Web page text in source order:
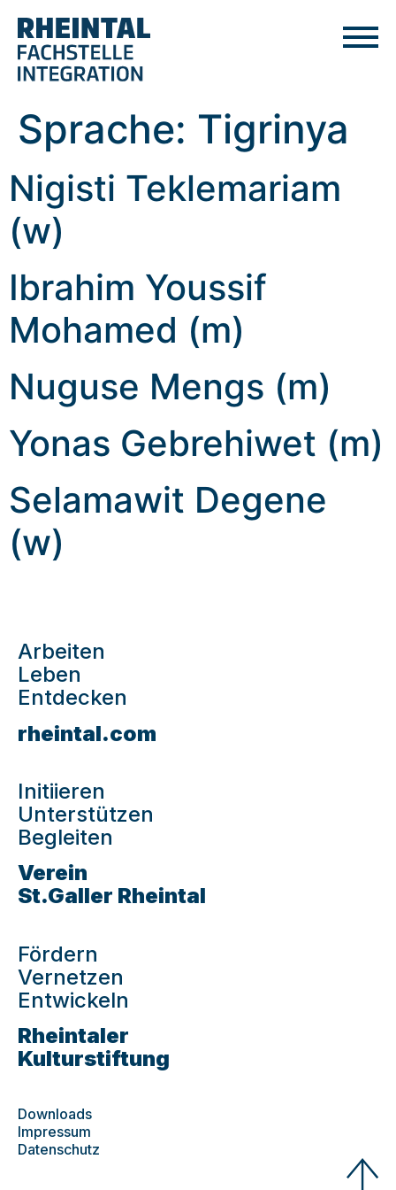
Sprache: Tigrinya
Nigisti Teklemariam
(w)
Ibrahim Youssif
Mohamed (m)
Nuguse Mengs (m)
Yonas Gebrehiwet (m)
Selamawit Degene
(w)
Arbeiten
Leben
Entdecken
rheintal.com
Initiieren
Unterstützen
Begleiten
Verein
St.Galler Rheintal
Fördern
Vernetzen
Entwickeln
Rheintaler
Kulturstiftung
Downloads
Impressum
Datenschutz